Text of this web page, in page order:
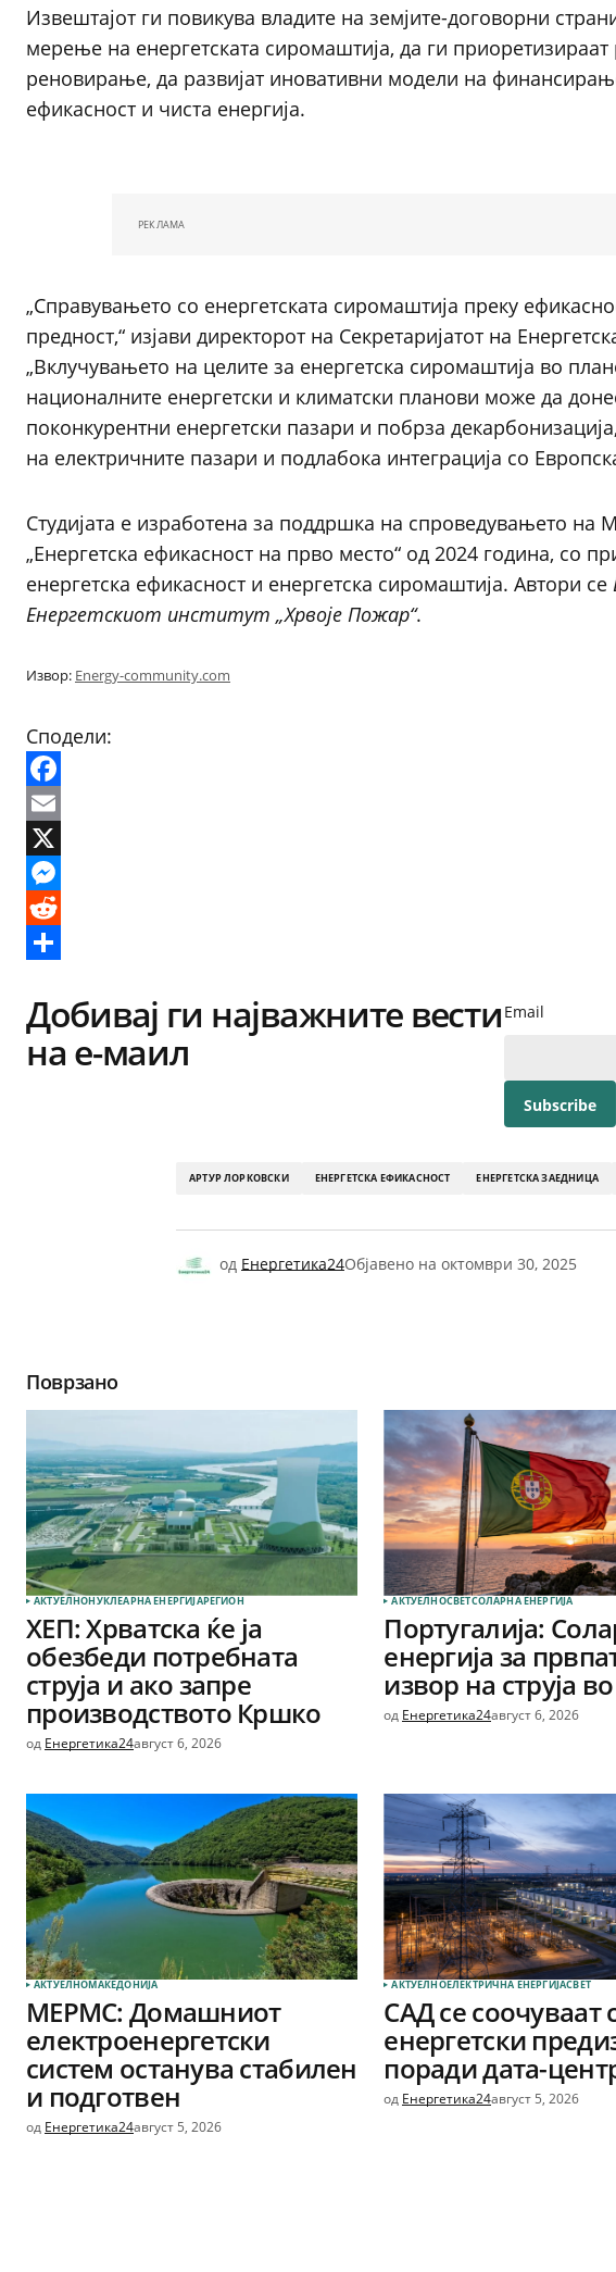
Извештајот ги повикува владите на земјите-договорни
мерење на енергетската сиромаштија, да ги
реновирање, да развијат иновативни модели на
ефикасност и чиста енергија.
РЕКЛАМА
„Справувањето со енергетската сиромаштија преку
предност,“ изјави директорот на Секретаријатот на
„Вклучувањето на целите за енергетска сиромаштија во
националните енергетски и климатски планови може да
поконкурентни енергетски пазари и побрза
на електричните пазари и подлабока интеграција со
Студијата е изработена за поддршка на спроведувањето на
„Енергетска ефикасност на прво место“ од 2024 година, со
енергетска ефикасност и енергетска сиромаштија. Автори се
Енергетскиот институт „Хрвоје Пожар“.
Извор: Energy-community.com
Сподели:
Facebook
Email
X
Messenger
Reddit
Добивај ги најважните вести
на е-маил
Email
АРТУР ЛОРКОВСКИ ЕНЕРГЕТСКА ЕФИКАСНОСТ ЕНЕРГЕТСКА ЗАЕДНИЦА
од Енергетика24Објавено на октомври 30, 2025
Поврзано
АКТУЕЛНОНУКЛЕАРНА ЕНЕРГИЈАРЕГИОН
ХЕП: Хрватска ќе ја
обезбеди потребната
струја и ако запре
производството Кршко
од Енергетика24август 6, 2026
АКТУЕЛНОСВЕТСОЛАРНА EНЕРГИЈА
Португалија:
енергија за
извор на струја
од Енергетика24август 6, 2026
АКТУЕЛНОМАКЕДОНИЈА
МЕРМС: Домашниот
електроенергетски
систем останува стабилен
и подготвен
од Енергетика24август 5, 2026
АКТУЕЛНОЕЛЕКТРИЧНА ЕНЕРГИЈАСВЕТ
САД се соочуваат
енергетски
поради дата-
од Енергетика24август 5, 2026